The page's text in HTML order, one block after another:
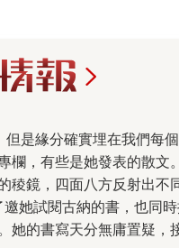
，有些是她發表的散
鏡，四面八方反射出不
她試閱古納的書，也同
的書寫天分無庸置疑，